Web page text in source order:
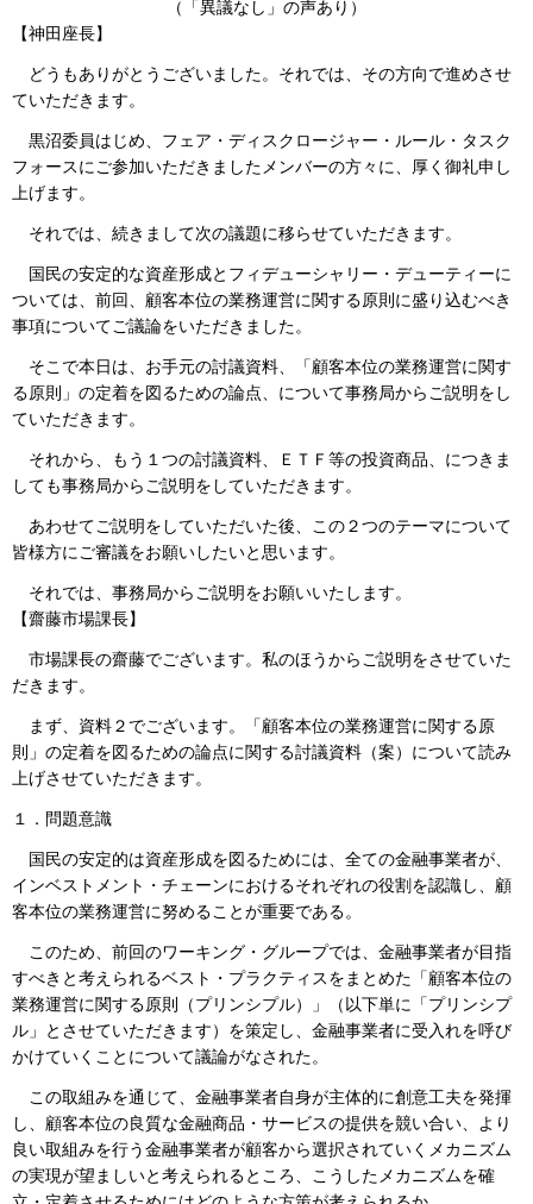
（「異議なし」の声あり）
【神田座長】
どうもありがとうございました。それでは、その方向で進めさせ
ていただきます。
黒沼委員はじめ、フェア・ディスクロージャー・ルール・タスク
フォースにご参加いただきましたメンバーの方々に、厚く御礼申し
上げます。
それでは、続きまして次の議題に移らせていただきます。
国民の安定的な資産形成とフィデューシャリー・デューティーに
ついては、前回、顧客本位の業務運営に関する原則に盛り込むべき
事項についてご議論をいただきました。
そこで本日は、お手元の討議資料、「顧客本位の業務運営に関す
る原則」の定着を図るための論点、について事務局からご説明をし
ていただきます。
それから、もう１つの討議資料、ＥＴＦ等の投資商品、につきま
しても事務局からご説明をしていただきます。
あわせてご説明をしていただいた後、この２つのテーマについて
皆様方にご審議をお願いしたいと思います。
それでは、事務局からご説明をお願いいたします。
【齋藤市場課長】
市場課長の齋藤でございます。私のほうからご説明をさせていた
だきます。
まず、資料２でございます。「顧客本位の業務運営に関する原
則」の定着を図るための論点に関する討議資料（案）について読み
上げさせていただきます。
１．問題意識
国民の安定的は資産形成を図るためには、全ての金融事業者が、
インベストメント・チェーンにおけるそれぞれの役割を認識し、顧
客本位の業務運営に努めることが重要である。
このため、前回のワーキング・グループでは、金融事業者が目指
すべきと考えられるベスト・プラクティスをまとめた「顧客本位の
業務運営に関する原則（プリンシプル）」（以下単に「プリンシプ
ル」とさせていただきます）を策定し、金融事業者に受入れを呼び
かけていくことについて議論がなされた。
この取組みを通じて、金融事業者自身が主体的に創意工夫を発揮
し、顧客本位の良質な金融商品・サービスの提供を競い合い、より
良い取組みを行う金融事業者が顧客から選択されていくメカニズム
の実現が望ましいと考えられるところ、こうしたメカニズムを確